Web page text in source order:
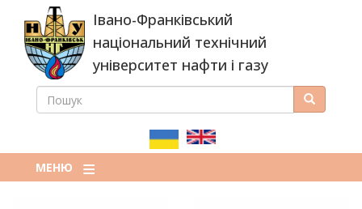
основного
вмісту
Івано-Франківський
національний технічний
університет нафти і газу
ПОШУКОВА
ПОШУК Пошук
МЕНЮ